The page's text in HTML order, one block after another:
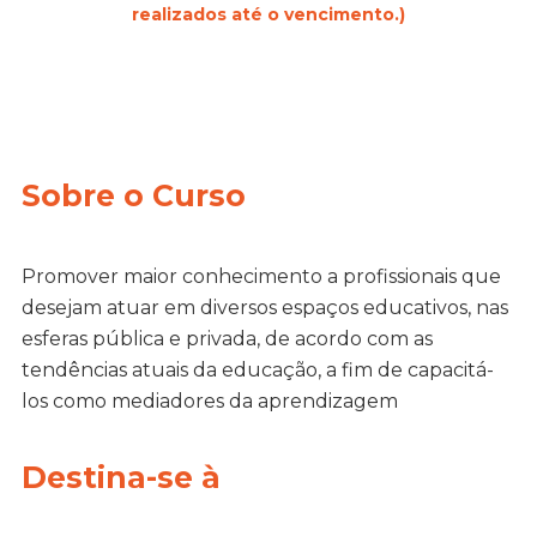
realizados até o vencimento.)
Sobre o Curso
Promover maior conhecimento a profissionais que
desejam atuar em diversos espaços educativos, nas
esferas pública e privada, de acordo com as
tendências atuais da educação, a fim de capacitá-
los como mediadores da aprendizagem
Destina-se à